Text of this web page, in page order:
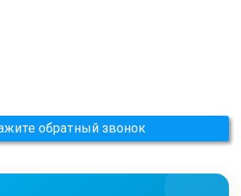
обратный звонок